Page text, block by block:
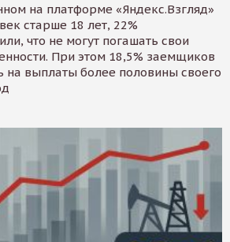
на платформе «Яндекс.Взгляд»
старше 18 лет, 22%
что не могут погашать свои
При этом 18,5% заемщиков
на выплаты более половины своего